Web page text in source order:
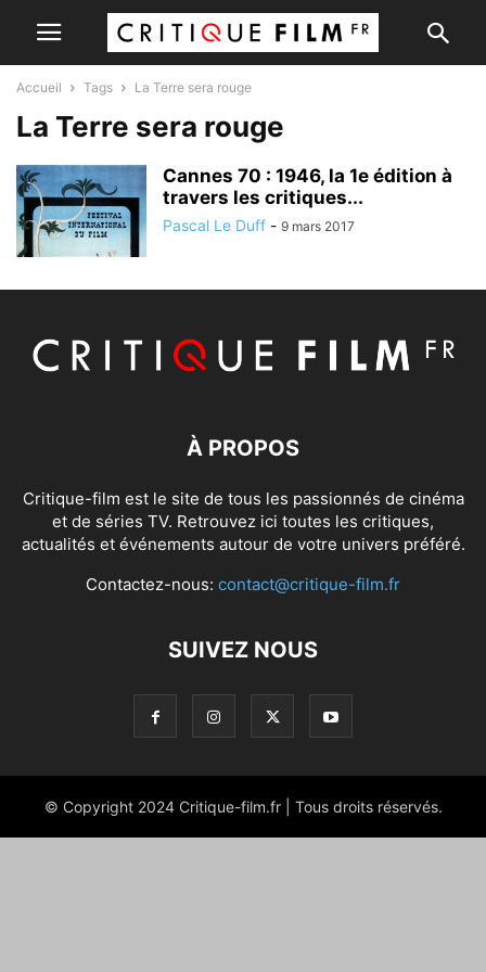
Accueil Tags La Terre sera rouge
La Terre sera rouge
Cannes 70 : 1946, la 1e édition à
travers les critiques...
Pascal Le Duff - 9 mars 2017
À PROPOS
Critique-film est le site de tous les passionnés de cinéma
et de séries TV. Retrouvez ici toutes les critiques,
actualités et événements autour de votre univers préféré.
Contactez-nous: contact@critique-film.fr
SUIVEZ NOUS
© Copyright 2024 Critique-film.fr | Tous droits réservés.